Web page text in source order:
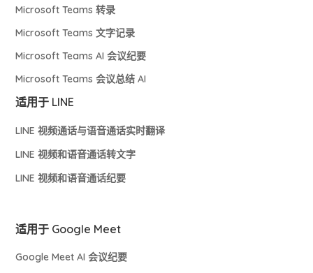
Microsoft Teams 转录
Microsoft Teams 文字记录
Microsoft Teams AI 会议纪要
Microsoft Teams 会议总结 AI
适用于 LINE
LINE 视频通话与语音通话实时翻译
LINE 视频和语音通话转文字
LINE 视频和语音通话纪要
适用于 Google Meet
Google Meet AI 会议纪要